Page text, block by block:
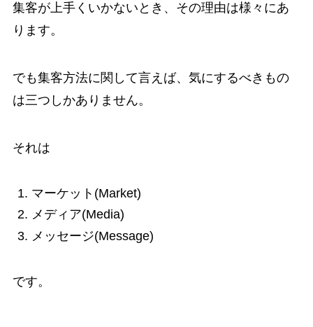
集客が上手くいかないとき、その理由は様々にあ
ります。
でも集客方法に関して言えば、気にするべきもの
は三つしかありません。
それは
マーケット(Market)
メディア(Media)
メッセージ(Message)
です。